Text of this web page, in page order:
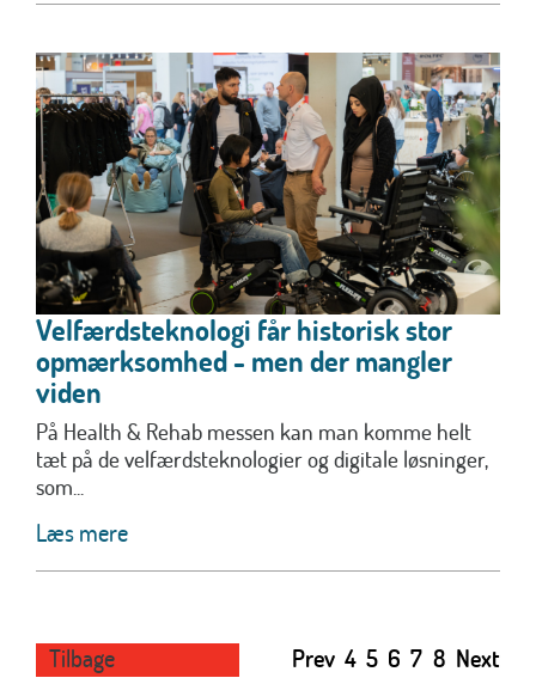
Velfærdsteknologi får historisk stor
opmærksomhed - men der mangler
viden
På Health & Rehab messen kan man komme helt
tæt på de velfærdsteknologier og digitale løsninger,
som...
Læs mere
Tilbage Prev 4 5 6 7 8 Next